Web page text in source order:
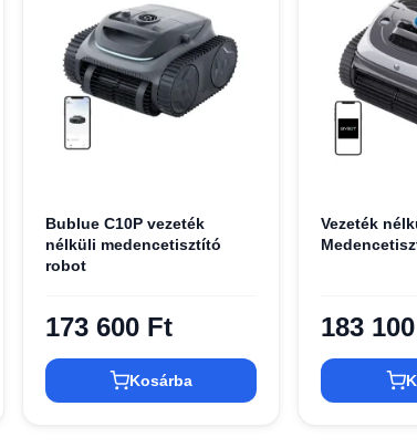
Bublue C10P vezeték
nélküli medencetisztító
robot
173 600 Ft
Kosárba
Vezeték
183